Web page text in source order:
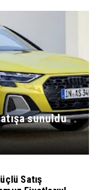
sunuldu
Satış